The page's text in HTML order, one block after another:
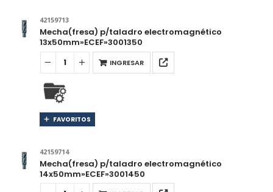
42159713
Mecha(fresa) p/taladro electromagnético
13x50mm»ECEF»3001350
INGRESAR
FAVORITOS
42159714
Mecha(fresa) p/taladro electromagnético
14x50mm»ECEF»3001450